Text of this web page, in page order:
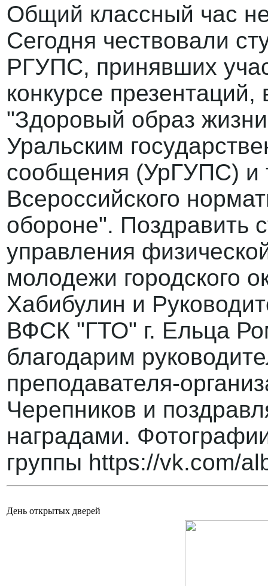
Общий классный час
Сегодня чествовали
РГУПС, принявших
конкурсе
"Здоровый образ
Уральским
сообщения (УрГУПС) и
Всероссийского
обороне". Поздравить
управления
молодежи городского
Хабибулин и
ВФСК "ГТО" г. Ельца
благодарим
преподавателя-
Черепников и
наградами.
группы https://vk.com/
День открытых дверей